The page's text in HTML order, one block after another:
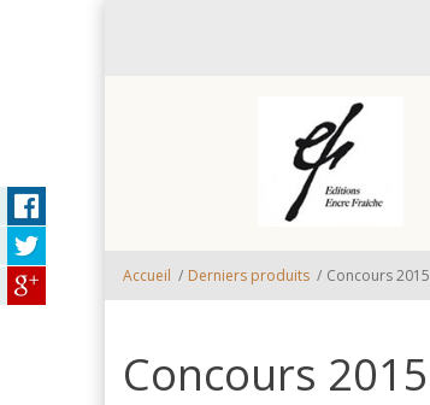
Accueil / Derniers produits / Concours 2015
Concours 2015